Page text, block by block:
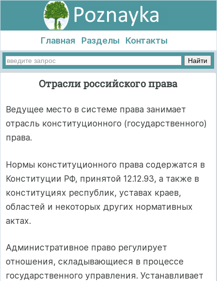
Главная Разделы Контакты
Отрасли российского права
Ведущее место в системе права занимает
отрасль конституционного (государственного)
права.
Нормы конституционного права содержатся в
Конституции РФ, принятой 12.12.93, а также в
конституциях республик, уставах краев,
областей и некоторых других нормативных
актах.
Административное право регулирует
отношения, складывающиеся в процессе
государственного управления. Устанавливает